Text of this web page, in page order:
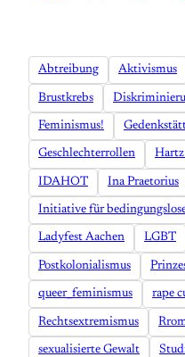
Abtreibung Aktivismus
Brustkrebs
Feminismus!
Geschlechterrollen
IDAHOT Ina Praetorius
Initiative für
Ladyfest Aachen LGBT
Postkolonialismus
queer_feminismus rape
Rechtsextremismus
sexualisierte Gewalt